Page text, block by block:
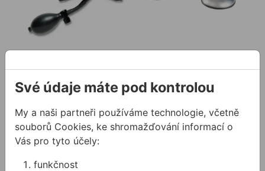
WINBAG® je velmi výkonný,
vzduchový vymezovací klín
s vlákny z vyztuženého ...
721,03 Kč/ks
nošení skla je obzvlášť
vhodná pro čelní lepení
Své údaje máte pod kontrolou
My a naši partneři používáme technologie, včetně
souborů Cookies, ke shromažďování informací o
Vás pro tyto účely:
funkčnost